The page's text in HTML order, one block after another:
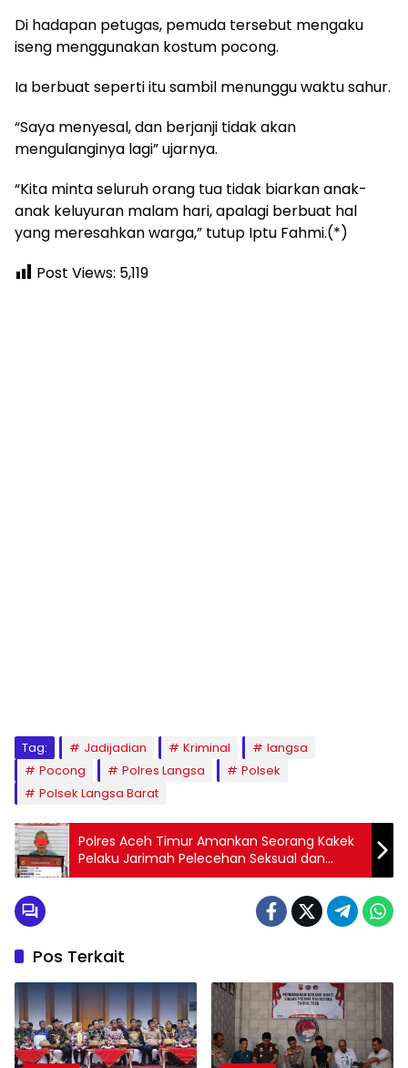
Di hadapan petugas, pemuda tersebut mengaku
iseng menggunakan kostum pocong.
Ia berbuat seperti itu sambil menunggu waktu sahur.
“Saya menyesal, dan berjanji tidak akan
mengulanginya lagi” ujarnya.
“Kita minta seluruh orang tua tidak biarkan anak-
anak keluyuran malam hari, apalagi berbuat hal
yang meresahkan warga,” tutup Iptu Fahmi.(*)
Post Views: 5,119
Tag: Jadijadian Kriminal
langsa
Pocong
Polres Langsa
Polsek
Polsek Langsa Barat
Polres Aceh Timur Amankan Seorang Kakek
Pelaku Jarimah Pelecehan Seksual dan
Pemerkosaan Terhadap Anak
Pos Terkait